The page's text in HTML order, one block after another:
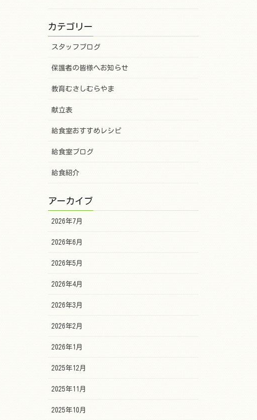
カテゴリー
スタッフブログ
保護者の皆様へお知らせ
教育むさしむらやま
献立表
給食室おすすめレシピ
給食室ブログ
給食紹介
アーカイブ
2026年7月
2026年6月
2026年5月
2026年4月
2026年3月
2026年2月
2026年1月
2025年12月
2025年11月
2025年10月